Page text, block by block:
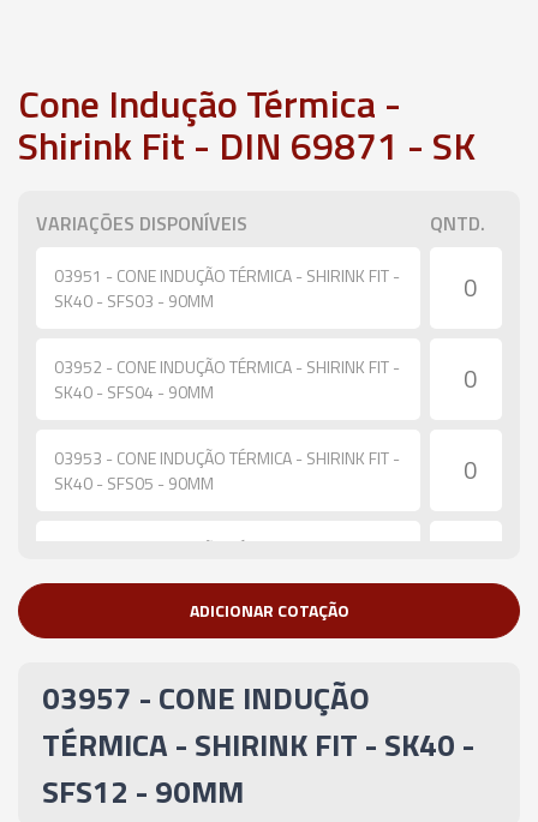
Cone Indução Térmica -
Shirink Fit - DIN 69871 - SK
VARIAÇÕES DISPONÍVEIS QNTD.
03951 - CONE INDUÇÃO TÉRMICA - SHIRINK FIT -
SK40 - SFS03 - 90MM
03952 - CONE INDUÇÃO TÉRMICA - SHIRINK FIT -
SK40 - SFS04 - 90MM
03953 - CONE INDUÇÃO TÉRMICA - SHIRINK FIT -
SK40 - SFS05 - 90MM
03954 - CONE INDUÇÃO TÉRMICA - SHIRINK FIT -
03955 - CONE INDUÇÃO TÉRMICA - SHIRINK FIT -
03956 - CONE INDUÇÃO TÉRMICA - SHIRINK FIT -
SK40 - SFS10 - 90MM
ADICIONAR COTAÇÃO
03957 - CONE INDUÇÃO
TÉRMICA - SHIRINK FIT - SK40 -
SFS12 - 90MM